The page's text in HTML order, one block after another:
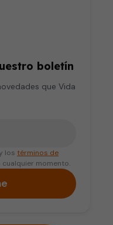
boletín
que Vida
los términos de
cualquier momento.